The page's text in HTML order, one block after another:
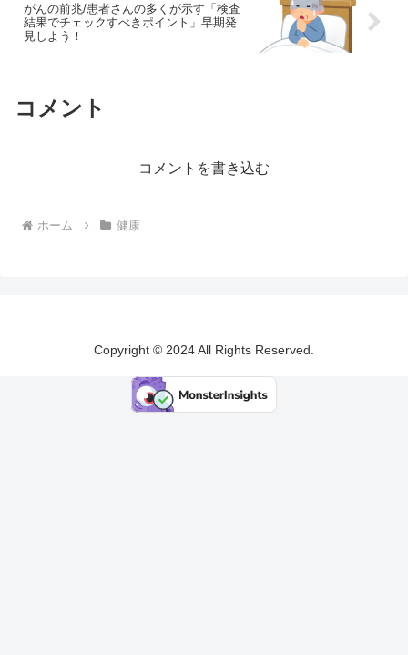
がんの前兆/患者さんの多くが示す「検査
結果でチェックすべきポイント」早期発
見しよう！
コメント
コメントを書き込む
ホーム 健康
Copyright © 2024 All Rights Reserved.